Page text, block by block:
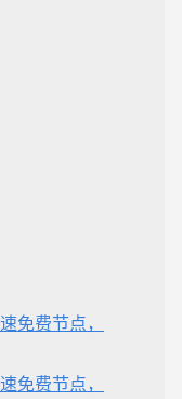
免费节点，
免费节点，